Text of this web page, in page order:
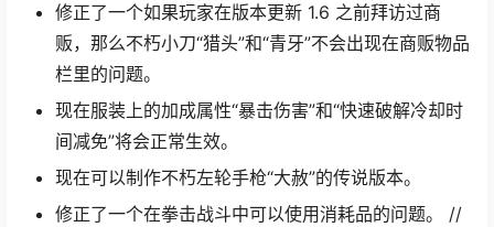
修正了一个如果玩家在版本更新 1.6 之前拜访过商
贩，那么不朽小刀“猎头”和“青牙”不会出现在商贩物品
栏里的问题。
现在服装上的加成属性“暴击伤害”和“快速破解冷却时
间减免”将会正常生效。
现在可以制作不朽左轮手枪“大赦”的传说版本。
修正了一个在拳击战斗中可以使用消耗品的问题。 //